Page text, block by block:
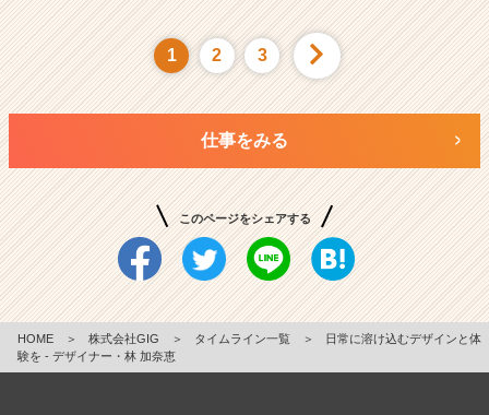
1 2 3
仕事をみる
このページをシェアする
HOME ＞ 株式会社GIG ＞ タイムライン一覧 ＞
日常に溶け込むデザインと体
験を - デザイナー・林 加奈恵